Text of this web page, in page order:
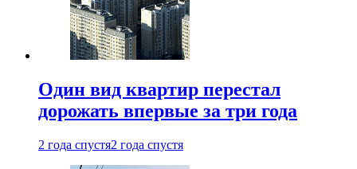
Один вид квартир перестал
дорожать впервые за три года
2 года спустя2 года спустя